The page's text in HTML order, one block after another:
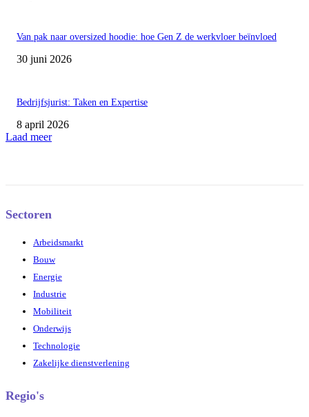
Van pak naar oversized hoodie: hoe Gen Z de werkvloer beïnvloed
30 juni 2026
Bedrijfsjurist: Taken en Expertise
8 april 2026
Laad meer
Sectoren
Arbeidsmarkt
Bouw
Energie
Industrie
Mobiliteit
Onderwijs
Technologie
Zakelijke dienstverlening
Regio's